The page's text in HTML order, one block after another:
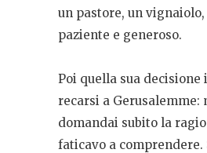
un pastore, un
paziente e generoso.
Poi quella sua
recarsi a Gerusalemme:
domandai subito la
faticavo a comprendere.